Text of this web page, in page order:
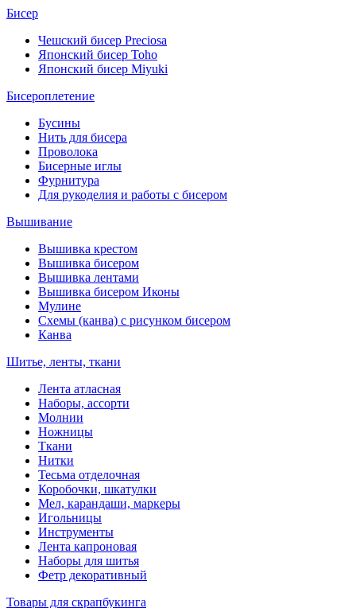
Бисер
Чешский бисер Preciosa
Японский бисер Toho
Японский бисер Miyuki
Бисероплетение
Бусины
Нить для бисера
Проволока
Бисерные иглы
Фурнитура
Для рукоделия и работы с бисером
Вышивание
Вышивка крестом
Вышивка бисером
Вышивка лентами
Вышивка бисером Иконы
Мулине
Схемы (канва) с рисунком бисером
Канва
Шитье, ленты, ткани
Лента атласная
Наборы, ассорти
Молнии
Ножницы
Ткани
Нитки
Тесьма отделочная
Коробочки, шкатулки
Мел, карандаши, маркеры
Игольницы
Инструменты
Лента капроновая
Наборы для шитья
Фетр декоративный
Товары для скрапбукинга